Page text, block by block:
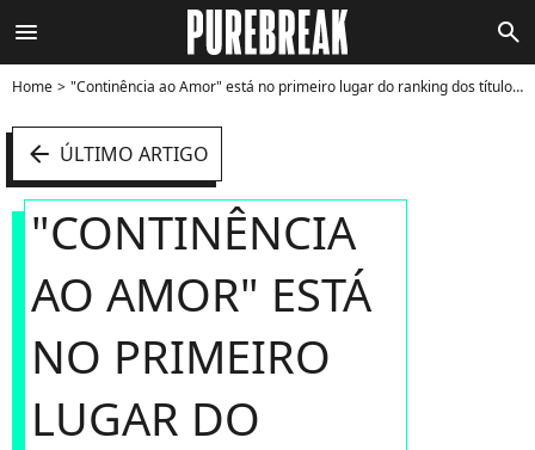
menu search
Home "Continência ao Amor" está no primeiro lugar do ranking dos títulos mais assistidos no mundo na Netflix - Foto
arrow_left ÚLTIMO ARTIGO
"CONTINÊNCIA
AO AMOR" ESTÁ
NO PRIMEIRO
LUGAR DO